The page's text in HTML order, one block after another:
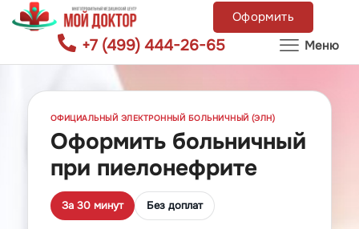
Оформить
+7 (499) 444-26-65 Меню
ОФИЦИАЛЬНЫЙ ЭЛЕКТРОННЫЙ БОЛЬНИЧНЫЙ (ЭЛН)
Оформить больничный
при пиелонефрите
За 30 минут Без доплат